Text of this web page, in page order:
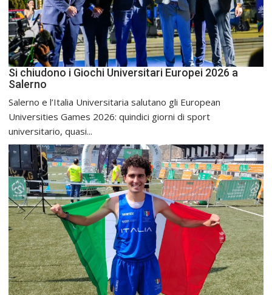
Si chiudono i Giochi Universitari Europei 2026 a
Salerno
Salerno e l’Italia Universitaria salutano gli European
Universities Games 2026: quindici giorni di sport
universitario, quasi...